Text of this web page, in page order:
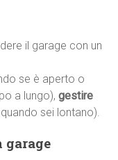
il garage con un
se è aperto o
a lungo), gestire
sei lontano).